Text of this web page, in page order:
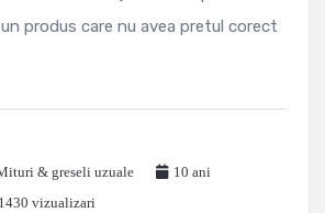
produs care nu avea pretul corect
& greseli uzuale
10 ani
1430 vizualizari